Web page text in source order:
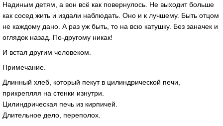
Надиным детям, а вон всё как повернулось. Не выходит больше
как сосед жить и издали наблюдать. Оно и к лучшему. Быть отцом
не каждому дано. А раз уж быть, то на всю катушку. Без заначек и
оглядок назад. По-другому никак!
И встал другим человеком.
Примечание.
Длинный хлеб, который пекут в цилиндрической печи,
прикрепляя на стенки изнутри.
Цилиндрическая печь из кирпичей.
Длительное дело, переполох.